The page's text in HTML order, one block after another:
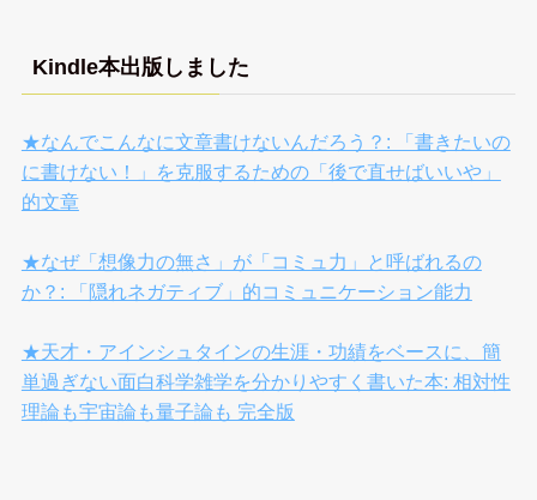
Kindle本出版しました
★なんでこんなに文章書けないんだろう？: 「書きたいの
に書けない！」を克服するための「後で直せばいいや」
的文章
★なぜ「想像力の無さ」が「コミュ力」と呼ばれるの
か？: 「隠れネガティブ」的コミュニケーション能力
★天才・アインシュタインの生涯・功績をベースに、簡
単過ぎない面白科学雑学を分かりやすく書いた本: 相対性
理論も宇宙論も量子論も 完全版